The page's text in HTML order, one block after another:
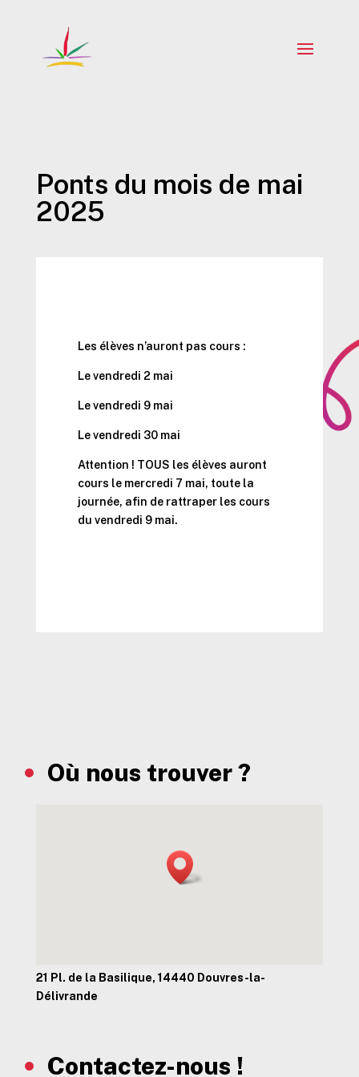
Ponts du mois de mai
2025
Les élèves n’auront pas cours :
Le vendredi 2 mai
Le vendredi 9 mai
Le vendredi 30 mai
Attention ! TOUS les élèves auront
cours le mercredi 7 mai, toute la
journée, afin de rattraper les cours
du vendredi 9 mai.
Où nous trouver ?
21 Pl. de la Basilique, 14440 Douvres-la-
Délivrande
Contactez-nous !